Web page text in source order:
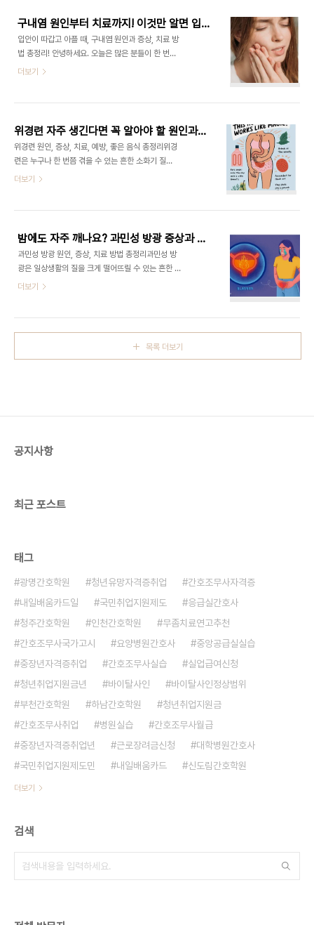
인체 내에서 합성되지 않기 때문에 음식을 통해 섭취
해야 한다. 주된 역할은 항산화, 면역력 증진, 피부 콜
라겐 합성, 철분 흡수 촉진 등이 있다.2. 비타민C 효
능3. 비타민C 많은 음식 10가지1) 아세로라 체리①
비타민C 함량이 100g당 약 1,600mg으로 과일
강화와 피부 노화 예방에 도움.2) 구아바① 100g당
구내염 원인부터 치료까지! 이것만 알면 입병 걱정 끝
입안이 따갑고 아플 때, 구내염 원인과 증상, 치료 방
법 총정리! 안녕하세요. 오늘은 많은 분들이 한 번쯤
경험해보셨을 구내염에 대해 알아보려 합니다. 갑자
떻게 치료하면 좋을지 오늘 이 글에서 쉽고 자세하게
정리해보겠습니다.1. 구내염이란? 구내염은 입안 점
막에 염증이 생기는 질환입니다. 주로 입술 안쪽, 혀,
잇몸, 입천장, 볼 안쪽 등에 작고 하얀 궤양이나 물집,
붉은 염증이 생기며 통증을 동반하는 것이 특징이에
역력 저하나 스트레스, 구강 위생 불량 등 다양한 원
더보기
위경련 자주 생긴다면 꼭 알아야 할 원인과 예방법
위경련 원인, 증상, 치료, 예방, 좋은 음식 총정리위경
련은 누구나 한 번쯤 겪을 수 있는 흔한 소화기 질환
이다. 복부에 갑작스러운 통증과 함께 위 근육이 비정
중요하다. 이번 글에서는 위경련의 원인, 증상, 치료
방법, 예방 방법, 좋은 음식과 식품까지 상세하게 정
리했다.1. 위경련 원인 ① 스트레스와 긴장 지속적인
스트레스와 긴장은 자율신경계에 영향을 주어 위장
운동에 이상을 일으키고, 위산 분비를 촉진시켜 위경
급하게 먹는 습관은 위에 부담을 주어 위장 운동 이상
더보기
밤에도 자주 깨나요? 과민성 방광 증상과 예방법
과민성 방광 원인, 증상, 치료 방법 총정리과민성 방
광은 일상생활의 질을 크게 떨어뜨릴 수 있는 흔한 질
환이다. 본 글에서는 과민성 방광의 원인, 주요 증상,
뇨와 야간뇨, 급박뇨 등이 동반되는 증상을 말한다.
더보기
목록 더보기
공지사항
최근 포스트
태그
광명간호학원 청년유망자격증취업
간호조무사자격증
내일배움카드일
국민취업지원제도
응급실간호사
청주간호학원
인천간호학원
무좀치료연고추천
간호조무사국가고시
요양병원간호사
중앙공급실실습
중장년자격증취업
간호조무사실습
실업급여신청
청년취업지원금년
바이탈사인
바이탈사인정상범위
부천간호학원
하남간호학원
청년취업지원금
간호조무사취업
병원실습
간호조무사월급
중장년자격증취업년
근로장려금신청
대학병원간호사
국민취업지원제도민
내일배움카드 신도림간호학원
더보기
검색